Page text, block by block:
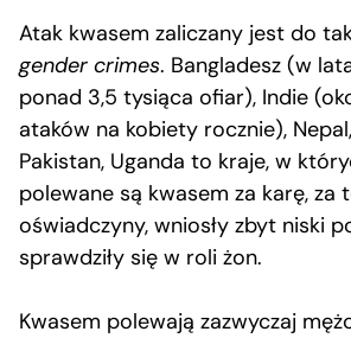
Atak kwasem zaliczany jest do
gender crimes. Bangladesz (w
ponad 3,5 tysiąca ofiar), Indie
ataków na kobiety rocznie),
Pakistan, Uganda to kraje, w
polewane są kwasem za karę, za
oświadczyny, wniosły zbyt niski
sprawdziły się w roli żon.
Kwasem polewają zazwyczaj